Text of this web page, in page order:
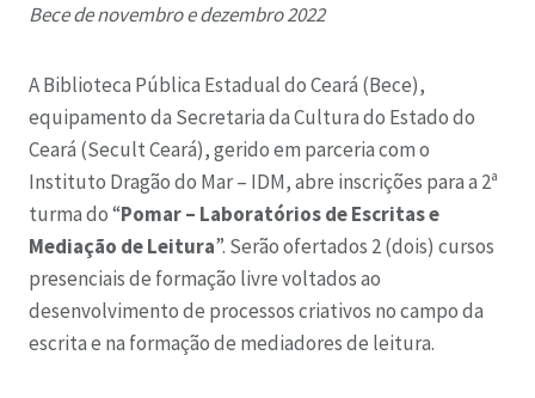
Bece de novembro e dezembro 2022
A Biblioteca Pública Estadual do Ceará (Bece),
equipamento da Secretaria da Cultura do Estado do
Ceará (Secult Ceará), gerido em parceria com o
Instituto Dragão do Mar – IDM, abre inscrições para a 2ª
turma do “Pomar – Laboratórios de Escritas e
Mediação de Leitura”. Serão ofertados 2 (dois) cursos
presenciais de formação livre voltados ao
desenvolvimento de processos criativos no campo da
escrita e na formação de mediadores de leitura.